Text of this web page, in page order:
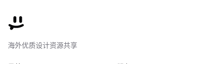
海外优质设计资源共享